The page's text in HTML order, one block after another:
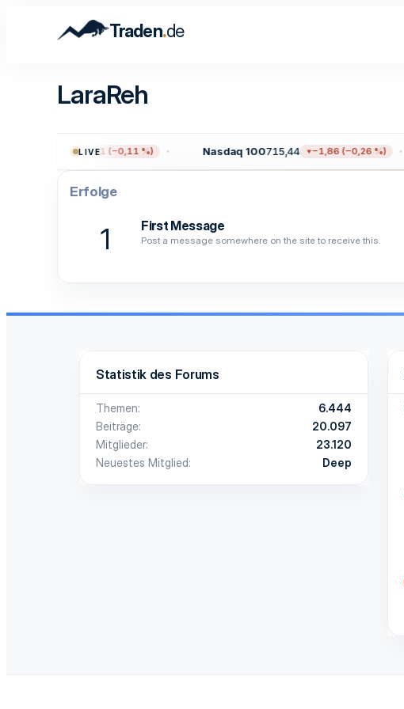
Traden.de
LaraReh
LIVE
−8,61 (−0,11 %) Nasdaq 100715,44 −1,86 (−0,26 %)
Erfolge
1 First Message
Post a message somewhere on the site to receive this.
Statistik des Forums
Themen
6.444
Beiträge
20.097
Mitglieder
23.120
Neuestes Mitglied
Deep